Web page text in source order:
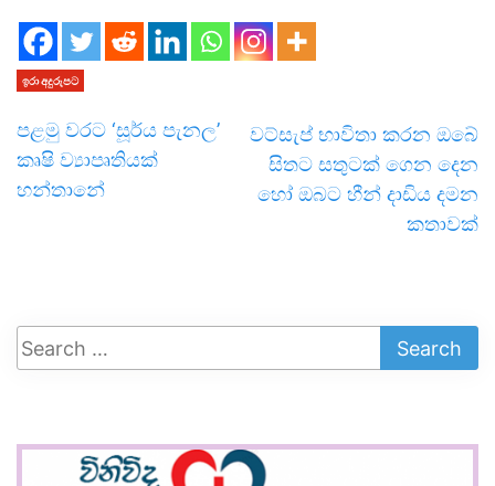
ඉරා අදුරුපට
පළමු වරට ‘සූර්ය පැනල’
කෘෂි ව්‍යාපෘතියක්
හන්තානේ
වට්සැප් භාවිතා කරන ඔබේ
සිතට සතුටක් ගෙන දෙන
හෝ ඔබට හීන් දාඩිය දමන
කතාවක්